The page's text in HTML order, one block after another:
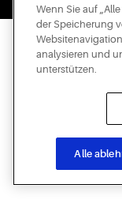
Wenn Sie auf
der Speicherung
analysieren und
unterstützen.
Alle